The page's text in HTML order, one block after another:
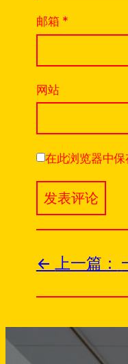
邮箱 *
网站
在此浏览器中
上一篇：